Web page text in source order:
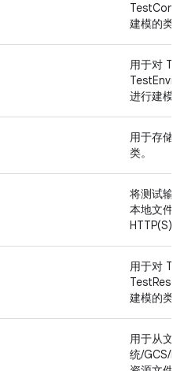
建模的类
用于对
进行建模
用于存储
类。
将测试输
本地文件
HTTP(S)
用于对
建模的类
用于从文
统/GCS/